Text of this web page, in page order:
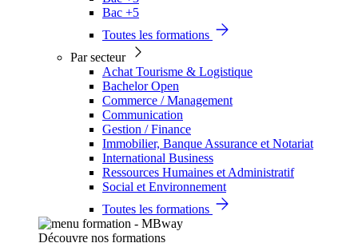
Bac +5
Toutes les formations
Par secteur
Achat Tourisme & Logistique
Bachelor Open
Commerce / Management
Communication
Gestion / Finance
Immobilier, Banque Assurance et Notariat
International Business
Ressources Humaines et Administratif
Social et Environnement
Toutes les formations
Découvre nos formations